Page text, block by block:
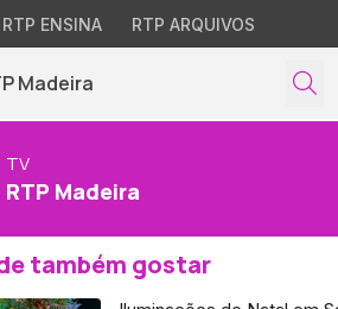
RTP ENSINA RTP ARQUIVOS
Madeira
TV
RTP Madeira
também gostar